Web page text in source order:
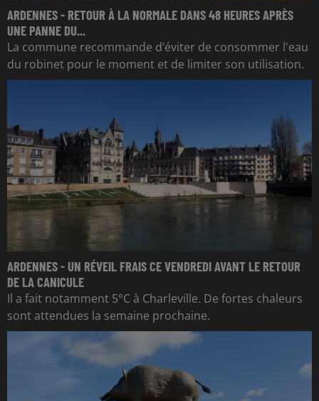
ARDENNES - RETOUR À LA NORMALE DANS 48 HEURES APRÈS
UNE PANNE DU...
La commune recommande d’éviter de consommer l'eau
du robinet pour le moment et de limiter son utilisation.
ARDENNES - UN RÉVEIL FRAIS CE VENDREDI AVANT LE RETOUR
DE LA CANICULE
Il a fait notamment 5°C à Charleville. De fortes chaleurs
sont attendues la semaine prochaine.